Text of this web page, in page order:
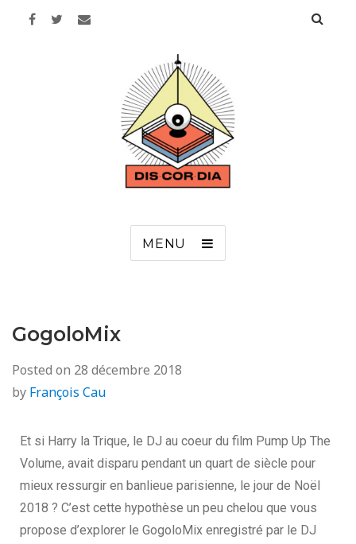
MENU
GogoloMix
Posted on 28 décembre 2018
by François Cau
Et si Harry la Trique, le DJ au coeur du film Pump Up The
Volume, avait disparu pendant un quart de siècle pour
mieux ressurgir en banlieue parisienne, le jour de Noël
2018 ? C’est cette hypothèse un peu chelou que vous
propose d’explorer le GogoloMix enregistré par le DJ